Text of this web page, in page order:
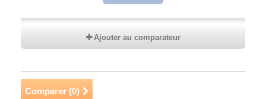
Ajouter au comparateur
Comparer (0)